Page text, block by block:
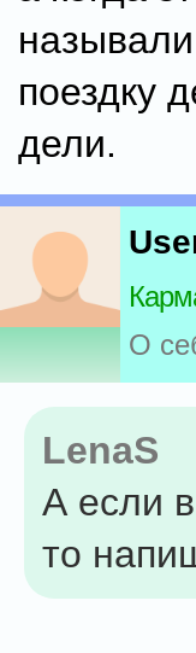
поездку
дели.
О
LenaS
А если
то